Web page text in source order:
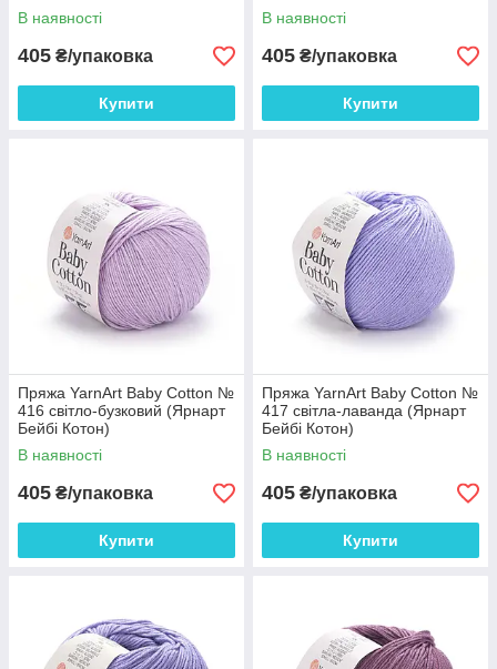
В наявності
405 ₴/упаковка
Купити
В наявності
405 ₴/упаковка
Купити
Пряжа YarnArt Baby Cotton №
416 світло-бузковий (Ярнарт
Бейбі Котон)
В наявності
405 ₴/упаковка
Купити
Пряжа YarnArt Baby Cotton №
417 світла-лаванда (Ярнарт
Бейбі Котон)
В наявності
405 ₴/упаковка
Купити